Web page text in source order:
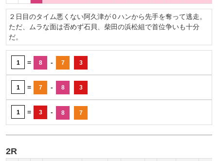
２日目のタイム悪くない阿久津が０ハンから先手を奪って逃走。
ただ、ムラな面は否めず石貝、柴田の浜松組で首位争いも十分
だ。
1 = 8 - 7 3
1 = 7 - 8 3
1 = 3 - 8 7
2R